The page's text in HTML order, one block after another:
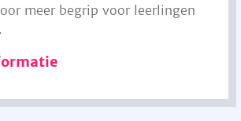
meer begrip voor leerlingen